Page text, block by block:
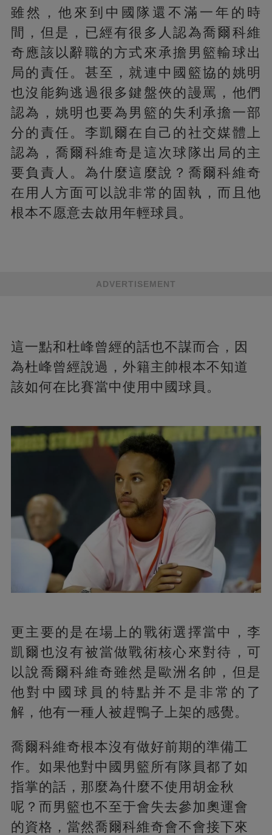
雖然，他來到中國隊還不滿一年的時
間，但是，已經有很多人認為喬爾科維
奇應該以辭職的方式來承擔男籃輸球出
局的責任。甚至，就連中國籃協的姚明
也沒能夠逃過很多鍵盤俠的謾罵，他們
認為，姚明也要為男籃的失利承擔一部
分的責任。李凱爾在自己的社交媒體上
認為，喬爾科維奇是這次球隊出局的主
要負責人。為什麼這麼說？喬爾科維奇
在用人方面可以說非常的固執，而且他
根本不愿意去啟用年輕球員。
ADVERTISEMENT
這一點和杜峰曾經的話也不謀而合，因
為杜峰曾經說過，外籍主帥根本不知道
該如何在比賽當中使用中國球員。
更主要的是在場上的戰術選擇當中，李
凱爾也沒有被當做戰術核心來對待，可
以說喬爾科維奇雖然是歐洲名帥，但是
他對中國球員的特點并不是非常的了
解，他有一種人被趕鴨子上架的感覺。
喬爾科維奇根本沒有做好前期的準備工
作。如果他對中國男籃所有隊員都了如
指掌的話，那麼為什麼不使用胡金秋
呢？而男籃也不至于會失去參加奧運會
的資格，當然喬爾科維奇會不會接下來